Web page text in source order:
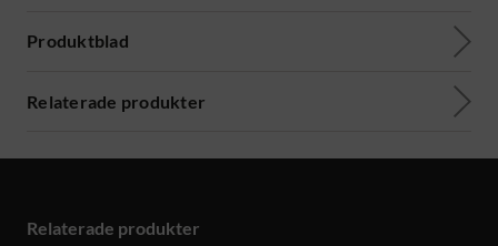
Produktblad
Relaterade produkter
Relaterade produkter